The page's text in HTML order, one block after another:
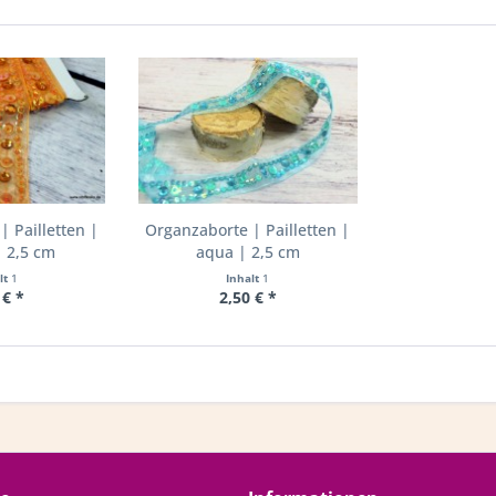
Pailletten |
cm
1
*
Organzaborte | Pailletten |
aqua | 2,5 cm
Inhalt 1
2,50 € *